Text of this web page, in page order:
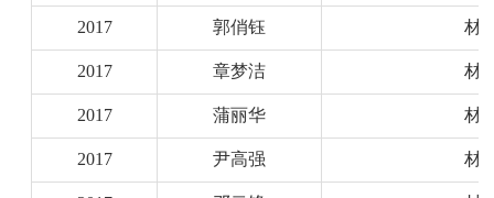
2017 郭俏钰 材
2017 章梦洁 材
2017 蒲丽华 材
2017 尹高强 材